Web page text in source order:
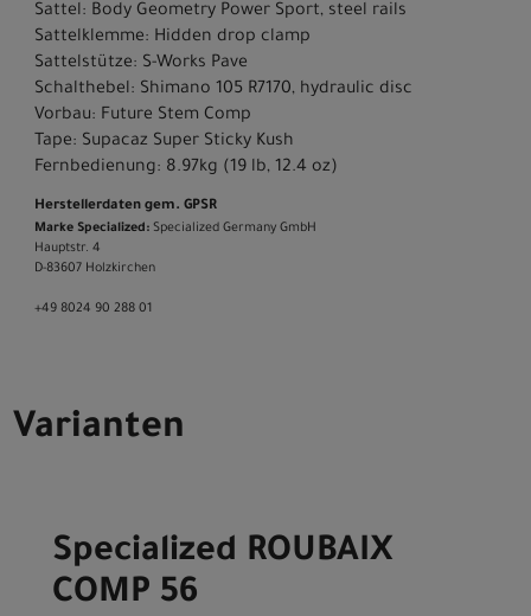
Sattel: Body Geometry Power Sport, steel rails
Sattelklemme: Hidden drop clamp
Sattelstütze: S-Works Pave
Schalthebel: Shimano 105 R7170, hydraulic disc
Vorbau: Future Stem Comp
Tape: Supacaz Super Sticky Kush
Fernbedienung: 8.97kg (19 lb, 12.4 oz)
Herstellerdaten gem. GPSR
Marke Specialized: Specialized Germany GmbH
Hauptstr. 4
D-83607 Holzkirchen
+49 8024 90 288 01
Varianten
Specialized ROUBAIX
COMP 56